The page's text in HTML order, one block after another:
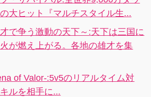
く、カ
強化を
し、選
楽し
わえる!
ン志士たちと
の恋が体験で
きる恋愛ゲー
ムが登場！4i
大ヒット『マルチスタイル生...
で争う激動の天下～:天下は三国に
が燃え上がる。各地の雄才を集
of Valor-:5v5のリアルタイム対
ルを相手に...